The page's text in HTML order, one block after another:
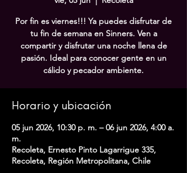
Por fin es viernes!!! Ya puedes disfrutar de
tu fin de semana en Sinners. Ven a
compartir y disfrutar una noche llena de
pasión. Ideal para conocer gente en un
cálido y pecador ambiente.
Horario y ubicación
05 jun 2026, 10:30 p. m. – 06 jun 2026, 4:00 a.
m.
Recoleta, Ernesto Pinto Lagarrigue 335,
Recoleta, Región Metropolitana, Chile